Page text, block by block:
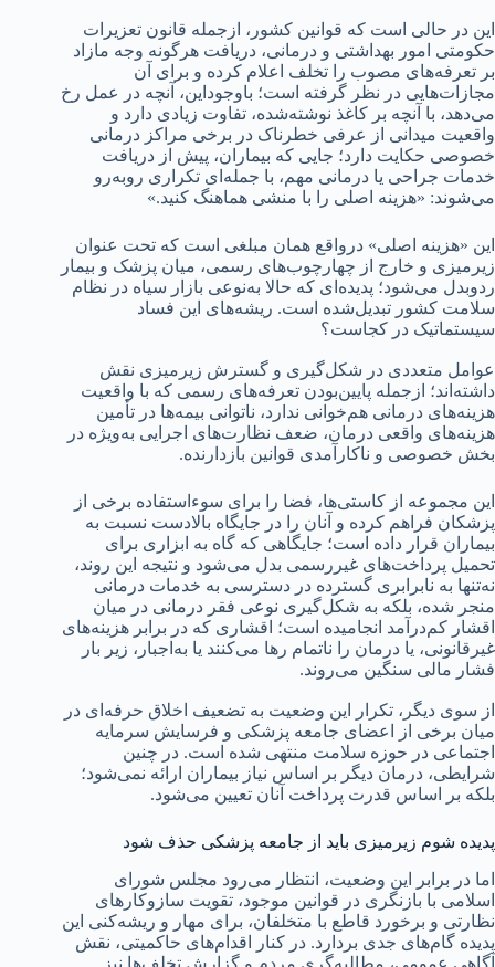
این در حالی است که قوانین کشور، ازجمله قانون تعزیرات
حکومتی امور بهداشتی و درمانی، دریافت هرگونه وجه مازاد
بر تعرفه‌های مصوب را تخلف اعلام کرده و برای آن
مجازات‌هایی در نظر گرفته‌ است؛ باوجوداین، آنچه در عمل رخ
می‌دهد، با آنچه بر کاغذ نوشته‌شده، تفاوت زیادی دارد و
واقعیت میدانی از عرفی خطرناک در برخی مراکز درمانی
خصوصی حکایت دارد؛ جایی که بیماران، پیش از دریافت
خدمات جراحی یا درمانی مهم، با جمله‌ای تکراری روبه‌رو
می‌شوند: «هزینه اصلی را با منشی هماهنگ کنید.»
این «هزینه اصلی» درواقع همان مبلغی است که تحت عنوان
زیرمیزی و خارج از چهارچوب‌های رسمی، میان پزشک و بیمار
ردوبدل می‌شود؛ پدیده‌ای که حالا به‌نوعی بازار سیاه در نظام
سلامت کشور تبدیل‌شده است. ریشه‌های این فساد
سیستماتیک در کجاست؟
عوامل متعددی در شکل‌گیری و گسترش زیرمیزی نقش
داشته‌اند؛ ازجمله پایین‌بودن تعرفه‌های رسمی که با واقعیت
هزینه‌های درمانی هم‌خوانی ندارد، ناتوانی بیمه‌ها در تأمین
هزینه‌های واقعی درمان، ضعف نظارت‌های اجرایی به‌ویژه در
بخش خصوصی و ناکارآمدی قوانین بازدارنده.
این مجموعه از کاستی‌ها، فضا را برای سوءاستفاده برخی از
پزشکان فراهم کرده و آنان را در جایگاه بالادست نسبت به
بیماران قرار داده است؛ جایگاهی که گاه به ابزاری برای
تحمیل پرداخت‌های غیررسمی بدل می‌شود و نتیجه این روند،
نه‌تنها به نابرابری گسترده در دسترسی به خدمات درمانی
منجر شده، بلکه به شکل‌گیری نوعی فقر درمانی در میان
اقشار کم‌درآمد انجامیده است؛ اقشاری که در برابر هزینه‌های
غیرقانونی، یا درمان را ناتمام رها می‌کنند یا به‌اجبار، زیر بار
فشار مالی سنگین می‌روند.
از سوی دیگر، تکرار این وضعیت به تضعیف اخلاق حرفه‌ای در
میان برخی از اعضای جامعه پزشکی و فرسایش سرمایه
اجتماعی در حوزه سلامت منتهی شده است. در چنین
شرایطی، درمان دیگر بر اساس نیاز بیماران ارائه نمی‌شود؛
بلکه بر اساس قدرت پرداخت آنان تعیین می‌شود.
پدیده شوم زیرمیزی باید از جامعه پزشکی حذف شود
اما در برابر این وضعیت، انتظار می‌رود مجلس شورای
اسلامی با بازنگری در قوانین موجود، تقویت سازوکارهای
نظارتی و برخورد قاطع با متخلفان، برای مهار و ریشه‌کنی این
پدیده گام‌های جدی بردارد. در کنار اقدام‌های حاکمیتی، نقش
آگاهی عمومی، مطالبه‌گری مردم و گزارش تخلف‌ها نیز